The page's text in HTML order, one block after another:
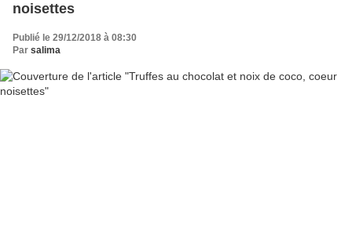
noisettes
Publié le 29/12/2018 à 08:30
Par salima